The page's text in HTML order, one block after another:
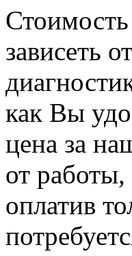
Стоимость
зависеть
как Вы
цена за
от
оплатив